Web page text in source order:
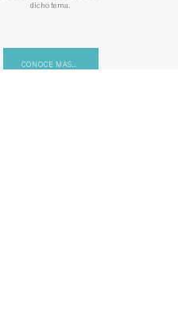
dicho tema.
CONOCE MÁS...